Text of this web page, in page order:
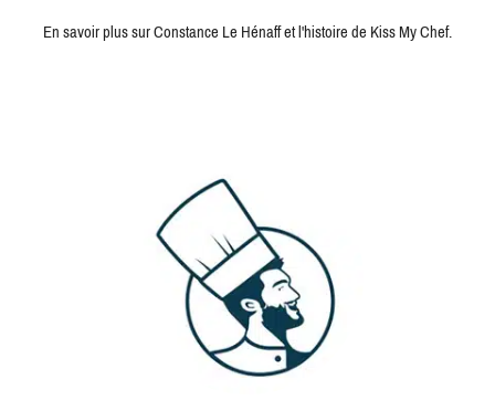
En savoir plus sur Constance Le Hénaff et l'histoire de Kiss My Chef.